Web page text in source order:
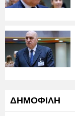
ΔΗΜΟΦΙΛΗ